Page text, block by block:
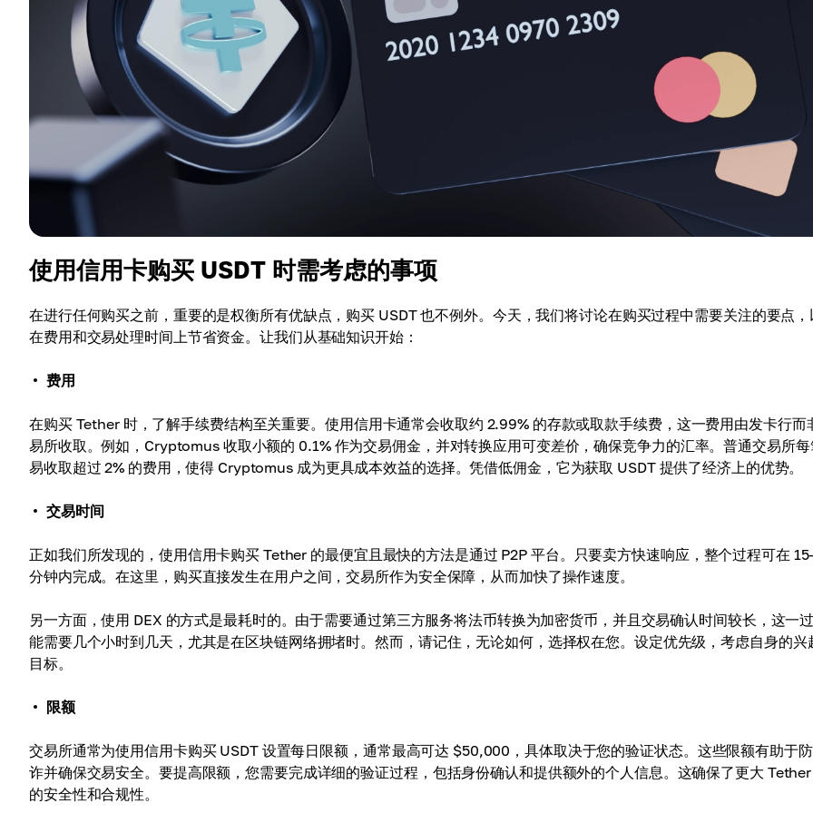
使用信用卡购买 USDT 时需考虑的事项
在进行任何购买之前，重要的是权衡所有优缺点，购买 USDT 也不例外。今天，我们将讨论在购买过程中需要关注的要点
在费用和交易处理时间上节省资金。让我们从基础知识开始：
费用
在购买 Tether 时，了解手续费结构至关重要。使用信用卡通常会收取约 2.99% 的存款或取款手续费，这一费用由发卡行而
易所收取。例如，Cryptomus 收取小额的 0.1% 作为交易佣金，并对转换应用可变差价，确保竞争力的汇率。普通交易所
易收取超过 2% 的费用，使得 Cryptomus 成为更具成本效益的选择。凭借低佣金，它为获取 USDT 提供了经济上的优势。
交易时间
正如我们所发现的，使用信用卡购买 Tether 的最便宜且最快的方法是通过 P2P 平台。只要卖方快速响应，整个过程可在
分钟内完成。在这里，购买直接发生在用户之间，交易所作为安全保障，从而加快了操作速度。
另一方面，使用 DEX 的方式是最耗时的。由于需要通过第三方服务将法币转换为加密货币，并且交易确认时间较长，这一
能需要几个小时到几天，尤其是在区块链网络拥堵时。然而，请记住，无论如何，选择权在您。设定优先级，考虑自身的兴
目标。
限额
交易所通常为使用信用卡购买 USDT 设置每日限额，通常最高可达 $50,000，具体取决于您的验证状态。这些限额有助于
诈并确保交易安全。要提高限额，您需要完成详细的验证过程，包括身份确认和提供额外的个人信息。这确保了更大
的安全性和合规性。